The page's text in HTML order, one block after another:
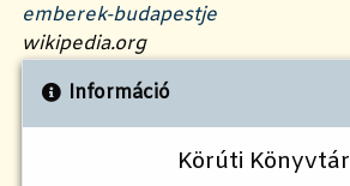
emberek-budapestje
wikipedia.org
Információ
Körúti Könyvtár